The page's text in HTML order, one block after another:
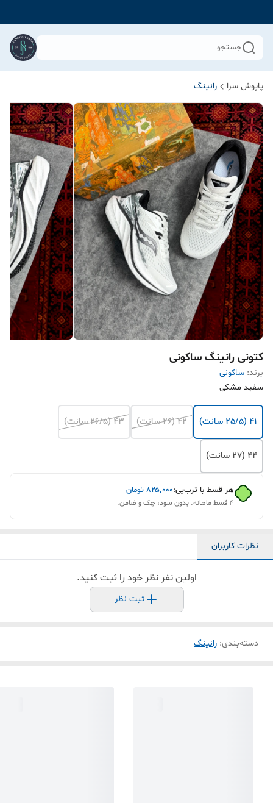
جستجو
پاپوش سرا رانینگ
کتونی رانینگ ساکونی
برند: ساکونی
سفید مشکی
41 (25/5 سانت) 42 (26 سانت) 43 (26/5 سانت)
44 (27 سانت)
هر قسط با ترب‌پی:۸۲۵٬۰۰۰ تومان
۴ قسط ماهانه. بدون سود، چک و ضامن.
نظرات کاربران
اولین نفر نظر خود را ثبت کنید.
ثبت نظر
دسته‌بندی: رانینگ